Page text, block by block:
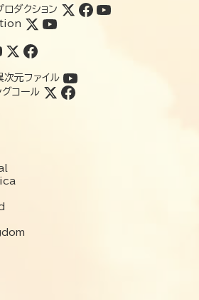
ロダクション
次元ファイル
コール